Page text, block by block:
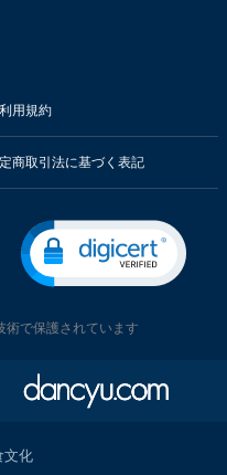
用規約
商取引法に基づく表記
術で保護されています
文化